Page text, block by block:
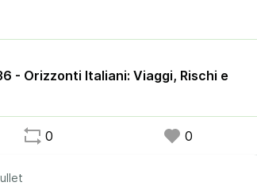
- Orizzonti Italiani: Viaggi, Rischi e
0 0